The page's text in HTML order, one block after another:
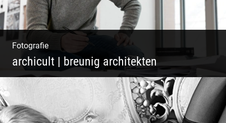
Fotografie
archicult | breunig architekten
Architekten & Bürokatzen | Bauzeichner &
Bauleiter | Mitarbeiter Shooting | Kreative
Köpfe